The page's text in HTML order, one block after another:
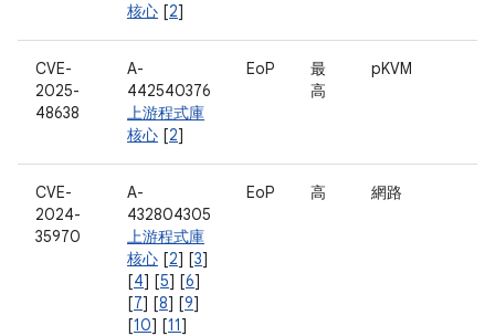
核心 [2]
CVE-
2025-
48638
A-
442540376
上游程式庫
核心 [2]
EoP
最
高
pKVM
CVE-
2024-
35970
A-
432804305
上游程式庫
核心 [2] [3]
[4] [5] [6]
[7] [8] [9]
[10] [11]
EoP 高 網路